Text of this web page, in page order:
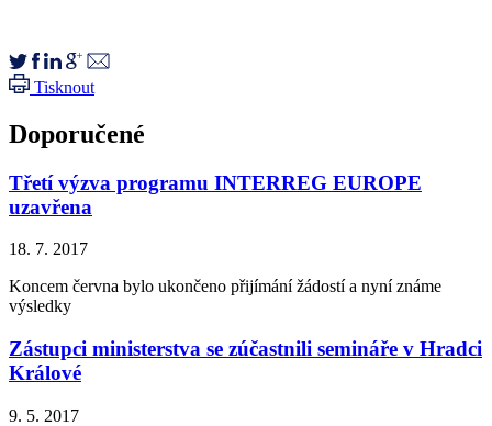
Tisknout
Doporučené
Třetí výzva programu INTERREG EUROPE
uzavřena
18. 7. 2017
Koncem června bylo ukončeno přijímání žádostí a nyní známe
výsledky
Zástupci ministerstva se zúčastnili semináře v Hradci
Králové
9. 5. 2017